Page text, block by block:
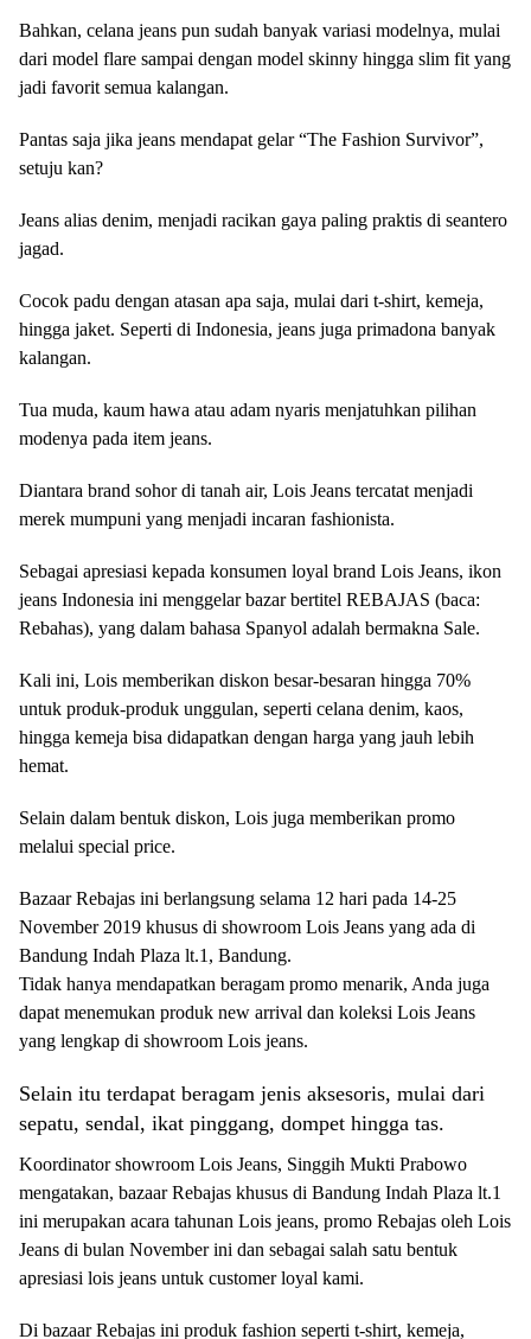
Bahkan, celana jeans pun sudah banyak variasi modelnya, mulai
dari model flare sampai dengan model skinny hingga slim fit yang
jadi favorit semua kalangan.
Pantas saja jika jeans mendapat gelar “The Fashion Survivor”,
setuju kan?
Jeans alias denim, menjadi racikan gaya paling praktis di seantero
jagad.
Cocok padu dengan atasan apa saja, mulai dari t-shirt, kemeja,
hingga jaket. Seperti di Indonesia, jeans juga primadona banyak
kalangan.
Tua muda, kaum hawa atau adam nyaris menjatuhkan pilihan
modenya pada item jeans.
Diantara brand sohor di tanah air, Lois Jeans tercatat menjadi
merek mumpuni yang menjadi incaran fashionista.
‎Sebagai apresiasi kepada konsumen loyal brand Lois Jeans, ikon
jeans Indonesia ini menggelar bazar bertitel REBAJAS (baca:
Rebahas), yang dalam bahasa Spanyol adalah bermakna Sale.
Kali ini, Lois memberikan diskon besar-besaran hingga 70%
untuk produk-produk unggulan, seperti celana denim, kaos,
hingga kemeja bisa didapatkan dengan harga yang jauh lebih
hemat.
Selain dalam bentuk diskon, Lois juga memberikan promo
melalui special price.
Bazaar Rebajas ini berlangsung selama 12 hari pada 14-25
November 2019 khusus di showroom Lois Jeans yang ada di
Bandung Indah Plaza lt.1, Bandung.
Tidak hanya mendapatkan beragam promo menarik, Anda juga
dapat menemukan produk new arrival dan koleksi Lois Jeans
yang lengkap di showroom Lois jeans.
Selain itu terdapat beragam jenis aksesoris, mulai dari
sepatu, sendal, ikat pinggang, dompet hingga tas.
Koordinator showroom Lois Jeans, Singgih Mukti Prabowo
mengatakan, bazaar Rebajas khusus di Bandung Indah Plaza lt.1
ini merupakan acara tahunan Lois jeans, promo Rebajas oleh Lois
Jeans di bulan November ini dan sebagai salah satu bentuk
apresiasi lois jeans untuk customer loyal kami.
Di bazaar Rebajas ini produk fashion seperti t-shirt, kemeja,